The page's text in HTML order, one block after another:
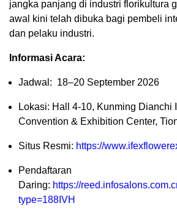
jangka panjang di industri florikultura
awal kini telah dibuka bagi pembeli
dan pelaku industri.
Informasi Acara:
Jadwal: 18–20 September 2026
Lokasi: Hall 4-10, Kunming Dianchi
Convention & Exhibition Center,
Situs Resmi: https://
Pendaftaran
Daring: https://
type=188IVH